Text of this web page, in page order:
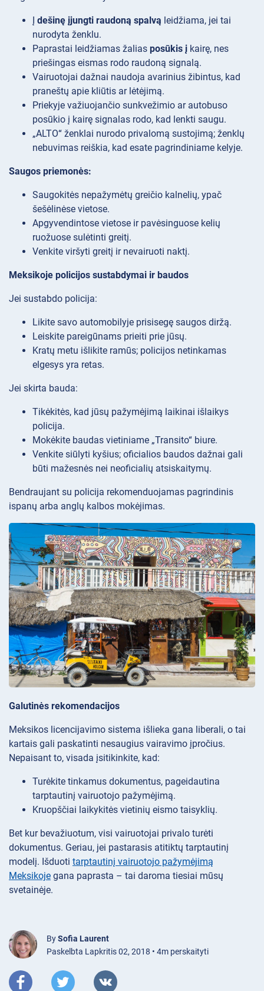
dešinę įjungti raudoną spalvą leidžiama, jei tai
nurodyta ženklu.
Paprastai leidžiamas žalias posūkis į kairę, nes
priešingas eismas rodo raudoną signalą.
Vairuotojai dažnai naudoja avarinius žibintus, kad
praneštų apie kliūtis ar lėtėjimą.
Priekyje važiuojančio sunkvežimio ar autobuso
posūkio į kairę signalas rodo, kad lenkti saugu.
„ALTO“ ženklai nurodo privalomą sustojimą; ženklų
nebuvimas reiškia, kad esate pagrindiniame kelyje.
Saugos priemonės:
Saugokitės nepažymėtų greičio kalnelių, ypač
šešėlinėse vietose.
Apgyvendintose vietose ir pavėsinguose kelių
ruožuose sulėtinti greitį.
Venkite viršyti greitį ir nevairuoti naktį.
Meksikoje policijos sustabdymai ir baudos
Jei sustabdo policija:
Likite savo automobilyje prisisegę saugos diržą.
Leiskite pareigūnams prieiti prie jūsų.
Kratų metu išlikite ramūs; policijos netinkamas
elgesys yra retas.
Jei skirta bauda:
Tikėkitės, kad jūsų pažymėjimą laikinai išlaikys
policija.
Mokėkite baudas vietiniame „Transito“ biure.
Venkite siūlyti kyšius; oficialios baudos dažnai gali
būti mažesnės nei neoficialių atsiskaitymų.
Bendraujant su policija rekomenduojamas pagrindinis
ispanų arba anglų kalbos mokėjimas.
Galutinės rekomendacijos
Meksikos licencijavimo sistema išlieka gana liberali, o tai
kartais gali paskatinti nesaugius vairavimo įpročius.
Nepaisant to, visada įsitikinkite, kad:
Turėkite tinkamus dokumentus, pageidautina
tarptautinį vairuotojo pažymėjimą.
Kruopščiai laikykitės vietinių eismo taisyklių.
Bet kur bevažiuotum, visi vairuotojai privalo turėti
dokumentus. Geriau, jei pastarasis atitiktų tarptautinį
modelį. Išduoti tarptautinį vairuotojo pažymėjimą
Meksikoje gana paprasta – tai daroma tiesiai mūsų
svetainėje.
BySofia Laurent
Paskelbta Lapkritis 02, 2018 • 4m perskaityti